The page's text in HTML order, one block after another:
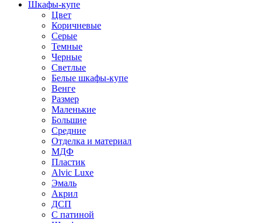
Шкафы-купе
Цвет
Коричневые
Серые
Темные
Черные
Светлые
Белые шкафы-купе
Венге
Размер
Маленькие
Большие
Средние
Отделка и материал
МДФ
Пластик
Alvic Luxe
Эмаль
Акрил
ДСП
С патиной